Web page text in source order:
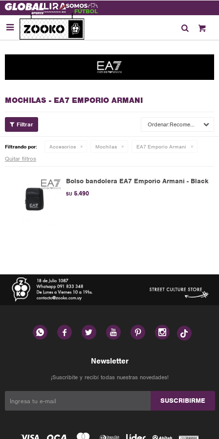

MOCHILAS - EA7 EMPORIO ARMANI
Recomendados
Filtrando por: Accesorios Mochilas EA7 Emporio Armani
Quitar filtros
Bolso bandolera EA7 Emporio Armani - Black
$U 5.490
     
Newsletter
¡Suscribite y recibí todas nuestras novedades!
SUSCRIBIRME